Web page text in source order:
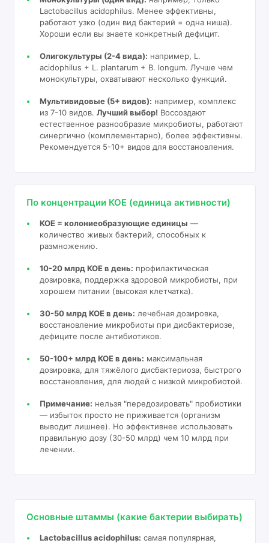
Lactobacillus acidophilus. Менее эффективны,
работают узко (один вид бактерий = одна ниша).
Хороши если вы знаете конкретный дефицит.
Олигокультуры (2-4 вида): например, L.
acidophilus + L. plantarum + B. longum. Лучше чем
монокультуры, охватывают несколько функций.
Мультивидовые (5+ видов): например, комплекс
из 7-10 видов. Лучший выбор! Воссоздают
естественное разнообразие микробиоты, работают
синергично (комплементарно), более эффективны.
Рекомендуется 5-10+ видов для восстановления.
По концентрации КОЕ (единица активности)
КОЕ = колониеобразующие единицы —
количество живых бактерий, способных к
размножению.
10-20 млрд КОЕ в день: профилактическая
дозировка, поддержка здоровой микробиоты, при
хорошем питании (высокая клетчатка).
30-50 млрд КОЕ в день: лечебная дозировка,
восстановление микробиоты при дисбактериозе,
дефиците после антибиотиков.
50-100+ млрд КОЕ в день: максимальная
дозировка, для тяжёлого дисбактериоза, быстрого
восстановления, для людей с низкой микробиотой.
Примечание: нельзя "передозировать" пробиотики
— избыток просто не приживается (организм
выводит лишнее). Но эффективнее использовать
правильную дозу (30-50 млрд) чем 10 млрд при
лечении.
Основные штаммы (какие бактерии выбирать)
Lactobacillus acidophilus: самая популярная,